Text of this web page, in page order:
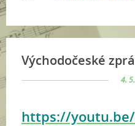
Východočeské
4.
https://youtu.be/